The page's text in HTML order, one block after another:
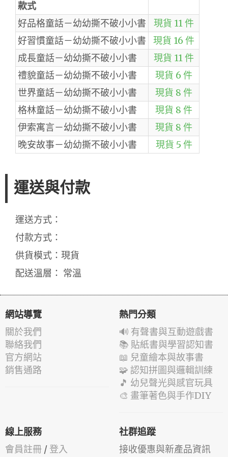
款式
好品格童話－幼幼撕不破小小書
現貨 11 件
好習慣童話－幼幼撕不破小小書
現貨 16 件
成長童話－幼幼撕不破小小書
現貨 11 件
禮貌童話－幼幼撕不破小小書
現貨 6 件
世界童話－幼幼撕不破小小書
現貨 8 件
格林童話－幼幼撕不破小小書
現貨 8 件
伊索寓言－幼幼撕不破小小書
現貨 8 件
晚安故事－幼幼撕不破小小書
現貨 5 件
運送與付款
運送方式：
付款方式：
供貨模式：現貨
配送溫層： 常溫
網站導覽
關於我們
聯絡我們
官方網站
銷售通路
熱門分類
🔊 有聲書與互動遊戲書
📚 貼紙書與學習認知書
📖 兒童繪本與故事書
🧩 認知拼圖與邏輯訓練
🎵 幼兒聲光與感官玩具
🎨 畫筆著色與手作DIY
線上服務
會員註冊 / 登入
社群追蹤
接收優惠與新產品資訊